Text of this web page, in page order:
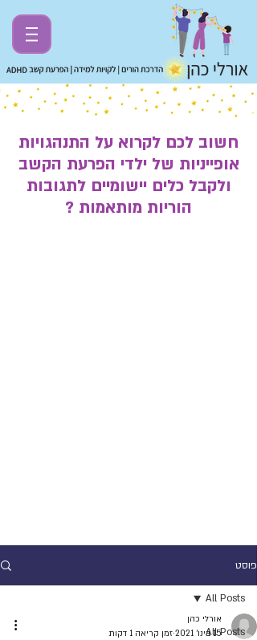
חשוב לכם לקרוא על התנהגויות
אופייניות של ילדי הפרעת הקשב
ולקבל כלים יישומיים לתגובות
הוריות מותאמות ?
פוסט
All Posts
All Posts
אורלי כהן
15 בינו׳ 2021
זמן קריאה 1 דקות